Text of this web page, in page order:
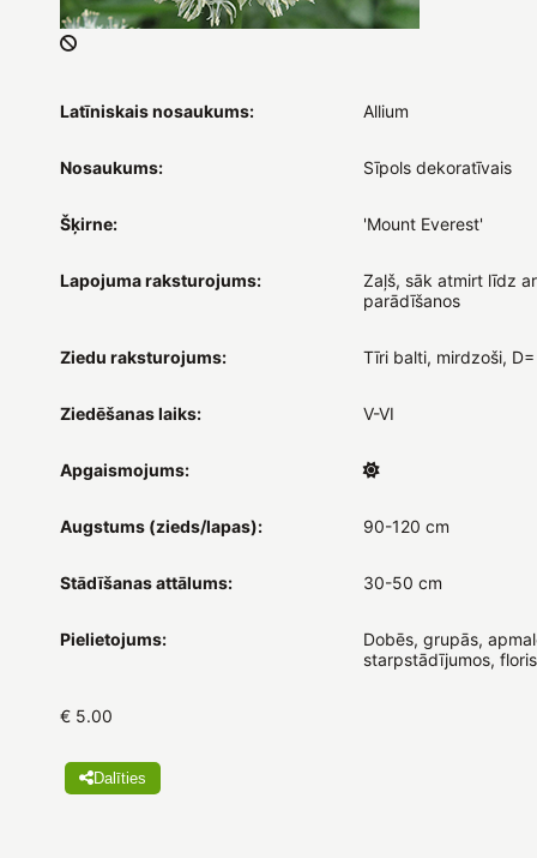
Latīniskais nosaukums: Allium
Nosaukums: Sīpols dekoratīvais
Šķirne: 'Mount Everest'
Lapojuma raksturojums:
Zaļš, sāk atmirt līdz
parādīšanos
Ziedu raksturojums: Tīri balti, mirdzoši,
Ziedēšanas laiks: V-VI
Apgaismojums:
Augstums (zieds/lapas): 90-120 cm
Stādīšanas attālums: 30-50 cm
Pielietojums:
Dobēs, grupās,
starpstādījumos,
€ 5.00
Dalīties